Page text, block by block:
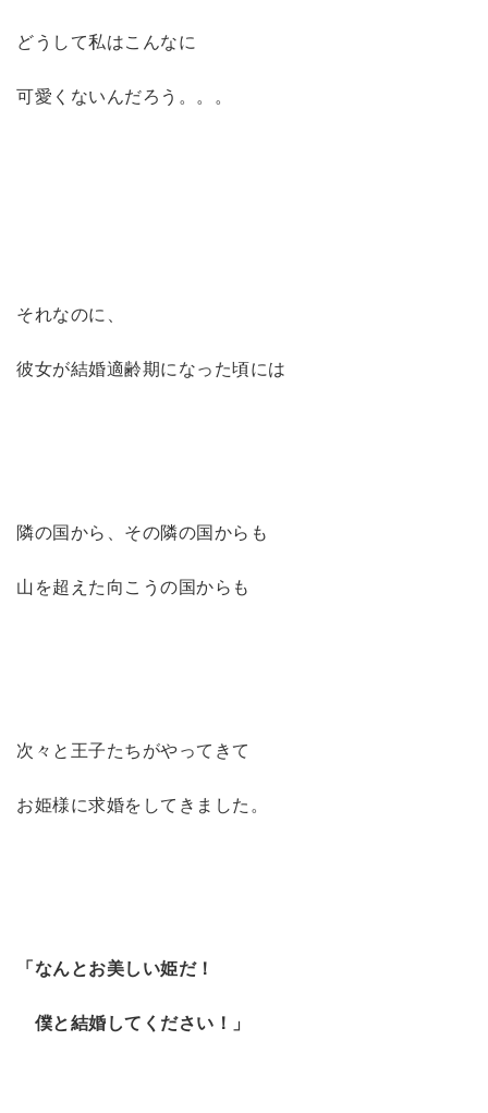
どうして私はこんなに
可愛くないんだろう。。。
それなのに、
彼女が結婚適齢期になった頃には
隣の国から、その隣の国からも
山を超えた向こうの国からも
次々と王子たちがやってきて
お姫様に求婚をしてきました。
「なんとお美しい姫だ！
僕と結婚してください！」